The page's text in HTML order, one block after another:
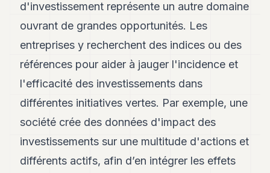
d'investissement représente un autre domaine
ouvrant de grandes opportunités. Les
entreprises y recherchent des indices ou des
références pour aider à jauger l'incidence et
l'efficacité des investissements dans
différentes initiatives vertes. Par exemple, une
société crée des données d'impact des
investissements sur une multitude d'actions et
différents actifs, afin d’en intégrer les effets